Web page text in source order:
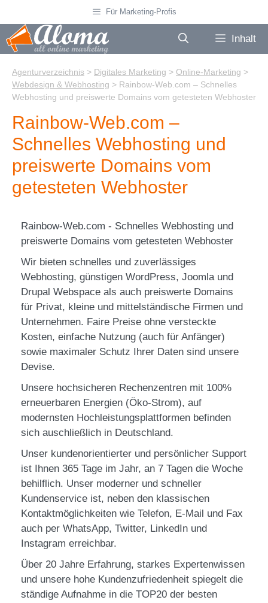
Inhalt
springen
Für Marketing-Profis
Inhalt
Agenturverzeichnis > Digitales Marketing > Online-Marketing >
Webdesign & Webhosting > Rainbow-Web.com – Schnelles
Webhosting und preiswerte Domains vom getesteten Webhoster
Rainbow-Web.com –
Schnelles Webhosting und
preiswerte Domains vom
getesteten Webhoster
Rainbow-Web.com - Schnelles Webhosting und
preiswerte Domains vom getesteten Webhoster
Wir bieten schnelles und zuverlässiges
Webhosting, günstigen WordPress, Joomla und
Drupal Webspace als auch preiswerte Domains
für Privat, kleine und mittelständische Firmen und
Unternehmen. Faire Preise ohne versteckte
Kosten, einfache Nutzung (auch für Anfänger)
sowie maximaler Schutz Ihrer Daten sind unsere
Devise.
Unsere hochsicheren Rechenzentren mit 100%
erneuerbaren Energien (Öko-Strom), auf
modernsten Hochleistungsplattformen befinden
sich auschließlich in Deutschland.
Unser kundenorientierter und persönlicher Support
ist Ihnen 365 Tage im Jahr, an 7 Tagen die Woche
behilflich. Unser moderner und schneller
Kundenservice ist, neben den klassischen
Kontaktmöglichkeiten wie Telefon, E-Mail und Fax
auch per WhatsApp, Twitter, LinkedIn und
Instagram erreichbar.
Über 20 Jahre Erfahrung, starkes Expertenwissen
und unsere hohe Kundenzufriedenheit spiegelt die
ständige Aufnahme in die TOP20 der besten